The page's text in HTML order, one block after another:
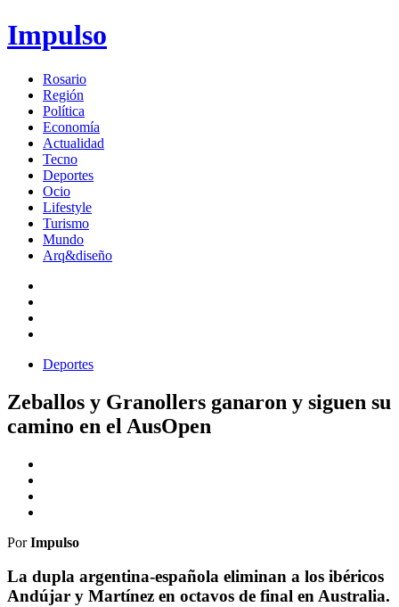
Impulso
Rosario
Región
Política
Economía
Actualidad
Tecno
Deportes
Ocio
Lifestyle
Turismo
Mundo
Arq&diseño
Deportes
Zeballos y Granollers ganaron y siguen su
camino en el AusOpen
PorImpulso
La dupla argentina-española eliminan a los ibéricos
Andújar y Martínez en octavos de final en Australia.